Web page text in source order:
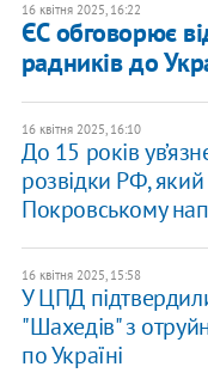
16 квітня 2025, 16:22
​ЄС обговорює
радників до
16 квітня 2025, 16:10
​До 15 років
розвідки РФ,
Покровському
16 квітня 2025, 15:58
У ЦПД
"Шахедів" з
по Україні